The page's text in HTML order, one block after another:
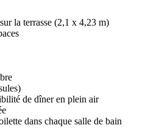
la terrasse (2,1 x 4,23 m)
de dîner en plein air
dans chaque salle de bain